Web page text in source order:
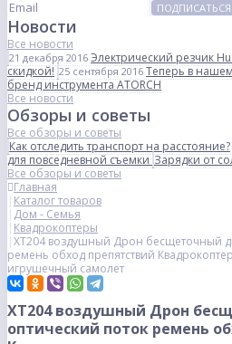
ПОДПИСАТЬСЯ
Новости
Все новости
21 декабря 2016 Электрический резчик
скидкой! 25 сентября 2016 Теперь в
бренд инструмента ATORCH
Все новости
Обзоры и советы
Все обзоры и советы
Как отследить транспорт на расстояние?
для повседневной съемкиЗарядки от
Все обзоры и советы
Главная
Каталог товаров
Дом - Семья
Квадрокоптеры
XT204 воздушный Дрон бесщеточный
ремень обход препятствий
игрушечный самолет
XT204 воздушный Дрон
оптический поток ремень